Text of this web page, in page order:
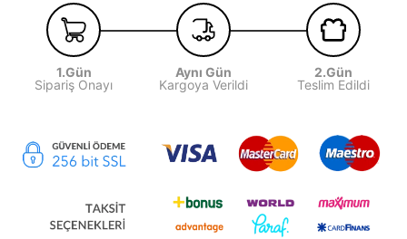
1.Gün
Sipariş Onayı
Aynı Gün
Kargoya Verildi
2.Gün
Teslim Edildi